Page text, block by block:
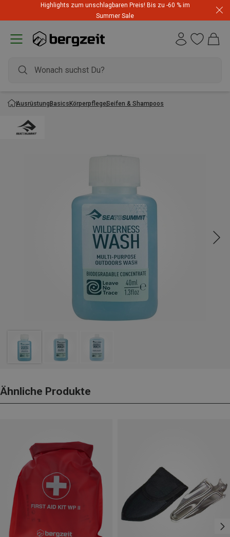
Highlights zum unschlagbaren Preis! Bis zu -60 % im
Summer Sale
AusrüstungBasicsKörperpflegeSeifen & Shampoos
Ähnliche Produkte